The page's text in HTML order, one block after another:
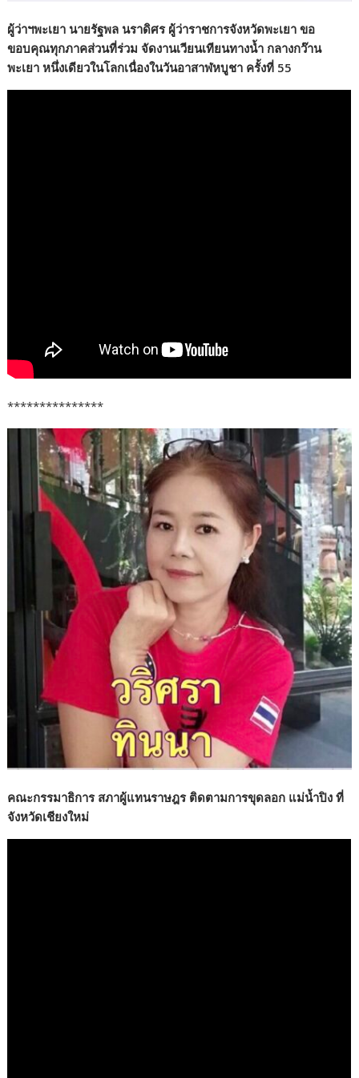
ผู้ว่าฯพะเยา นายรัฐพล นราดิศร ผู้ว่าราชการจังหวัดพะเยา ขอ
ขอบคุณทุกภาคส่วนที่ร่วม จัดงานเวียนเทียนทางน้ำ กลางกว๊าน
พะเยา หนึ่งเดียวในโลกเนื่องในวันอาสาฬหบูชา ครั้งที่ 55
***************
คณะกรรมาธิการ สภาผู้แทนราษฎร ติดตามการขุดลอก แม่น้ำปิง ที่
จังหวัดเชียงใหม่